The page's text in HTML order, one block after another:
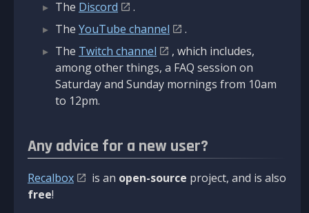
The Discord
.
The YouTube channel
.
The Twitch channel
, which includes,
among other things, a FAQ session on
Saturday and Sunday mornings from 10am
to 12pm.
Any advice for a new user?
Recalbox is an open-source project, and is also
free!